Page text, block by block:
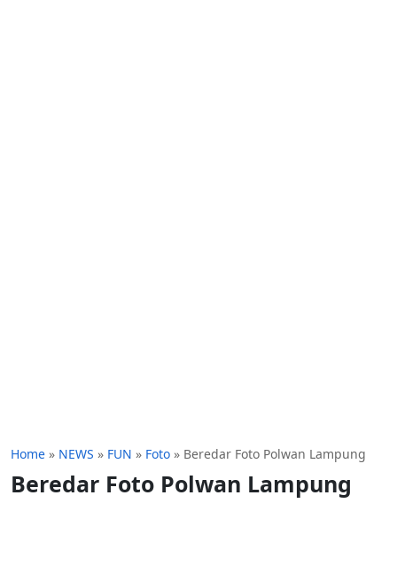
Home » NEWS » FUN » Foto » Beredar Foto Polwan Lampung
Beredar Foto Polwan Lampung